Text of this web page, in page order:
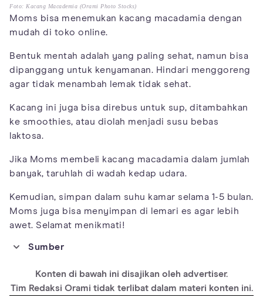
Foto: Kacang Macademia (Orami Photo Stocks)
Moms bisa menemukan kacang macadamia dengan
mudah di toko online.
Bentuk mentah adalah yang paling sehat, namun bisa
dipanggang untuk kenyamanan. Hindari menggoreng
agar tidak menambah lemak tidak sehat.
Kacang ini juga bisa direbus untuk sup, ditambahkan
ke smoothies, atau diolah menjadi susu bebas
laktosa.
Jika Moms membeli kacang macadamia dalam jumlah
banyak, taruhlah di wadah kedap udara.
Kemudian, simpan dalam suhu kamar selama 1-5 bulan.
Moms juga bisa menyimpan di lemari es agar lebih
awet. Selamat menikmati!
Sumber
https://www.tandfonline.com/doi/full/10.1080/10408398.2015.109
6763
Konten di bawah ini disajikan oleh advertiser.
Tim Redaksi Orami tidak terlibat dalam materi konten ini.